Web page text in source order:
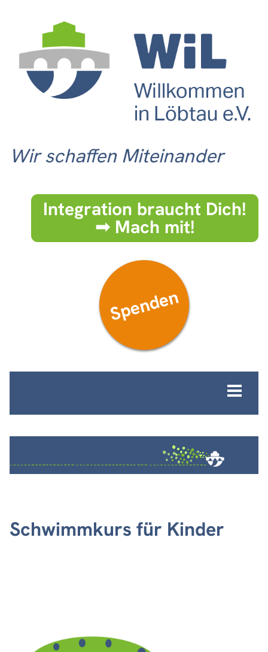
Wir schaffen Miteinander
Integration braucht Dich!
➟ Mach mit!
Spenden
Schwimmkurs für Kinder